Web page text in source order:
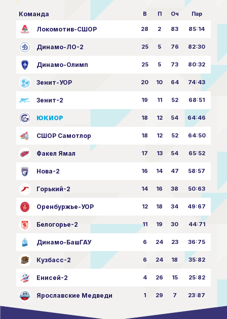
Команда В П Оч Пар
Локомотив-СШОР 28 2 83 85:14
Динамо-ЛО-2 25 5 76 82:30
Динамо-Олимп 25 5 73 80:32
Зенит-УОР 20 10 64 74:43
Зенит-2 19 11 52 68:51
ЮКИОР 18 12 54 64:46
СШОР Самотлор 18 12 52 64:50
Факел Ямал 17 13 54 65:52
Нова-2 16 14 47 58:57
Горький-2 14 16 38 50:63
Оренбуржье-УОР 12 18 34 49:67
Белогорье-2 11 19 30 44:71
Динамо-БашГАУ 6 24 23 36:75
Кузбасс-2 6 24 18 35:82
Енисей-2 4 26 15 25:82
Ярославские Медведи 1 29 7 23:87